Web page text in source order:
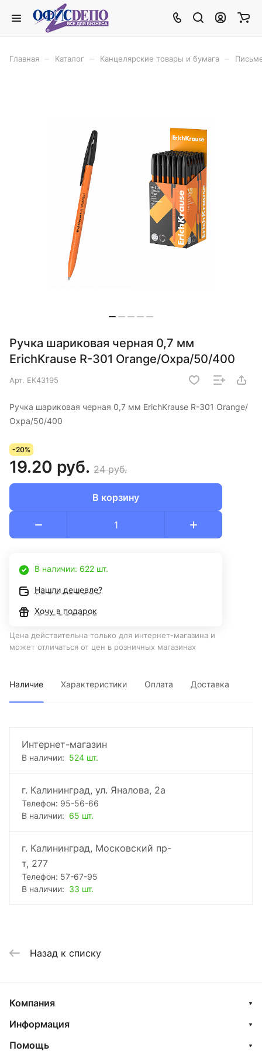
Главная Каталог Канцелярские товары и бумага
Ручка шариковая черная 0,7 мм
ErichKrause R-301 Orange/Охра/50/400
Арт. EK43195
Ручка шариковая черная 0,7 мм ErichKrause R-301 Orange/
Охра/50/400
-20%
19.20 руб. 24 руб.
В корзину
В наличии: 622 шт.
Нашли дешевле?
Хочу в подарок
Цена действительна только для интернет-магазина и
может отличаться от цен в розничных магазинах
Наличие Характеристики Оплата Доставка
Интернет-магазин
В наличии: 524 шт.
г. Калининград, ул. Яналова, 2а
Телефон: 95-56-66
В наличии: 65 шт.
г. Калининград, Московский пр-
т, 277
Телефон: 57-67-95
В наличии: 33 шт.
Назад к списку
Компания
Информация
Помощь